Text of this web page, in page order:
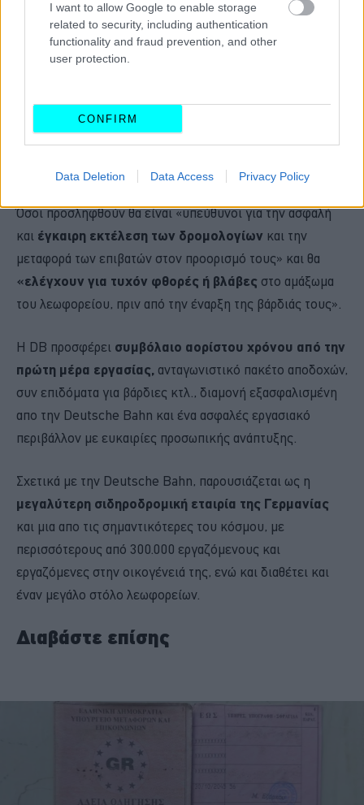
I want to allow Google to enable storage
related to security, including authentication
functionality and fraud prevention, and other
user protection.
CONFIRM
Data Deletion Data Access Privacy Policy
Όσοι προσληφθούν θα είναι «υπεύθυνοι για την ασφαλή
και έγκαιρη εκτέλεση των δρομολογίων και την
μεταφορά των επιβατών στον προορισμό τους» και θα
«ελέγχουν για τυχόν φθορές ή βλάβες στο αμάξωμα
του λεωφορείου, πριν από την έναρξη της βάρδιάς τους».
Η DB προσφέρει συμβόλαιο αορίστου χρόνου από την
πρώτη μέρα εργασίας, ανταγωνιστικό πακέτο αποδοχών,
συν επιδόματα για βάρδιες κτλ., διαμονή εξασφαλισμένη
απο την Deutsche Bahn και ένα ασφαλές εργασιακό
περιβάλλον με ευκαιρίες προσωπικής ανάπτυξης.
Σχετικά με την Deutsche Bahn, παρουσιάζεται ως η
μεγαλύτερη σιδηροδρομική εταιρία της Γερμανίας
και μια απο τις σημαντικότερες του κόσμου, με
περισσότερους από 300.000 εργαζόμενους και
εργαζόμενες στην οικογένειά της, ενώ και διαθέτει και
έναν μεγάλο στόλο λεωφορείων.
Διαβάστε επίσης